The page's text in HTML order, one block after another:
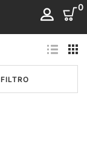
0
FILTRO